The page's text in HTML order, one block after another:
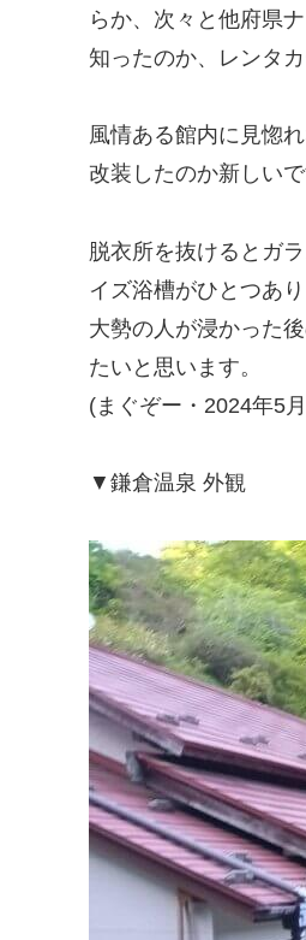
らか、次々と他府県
知ったのか、レンタ
風情ある館内に見惚
改装したのか新しいで
脱衣所を抜けるとガ
イズ浴槽がひとつあ
大勢の人が浸かった
たいと思います。
(まぐぞー・2024年5
▼鎌倉温泉 外観